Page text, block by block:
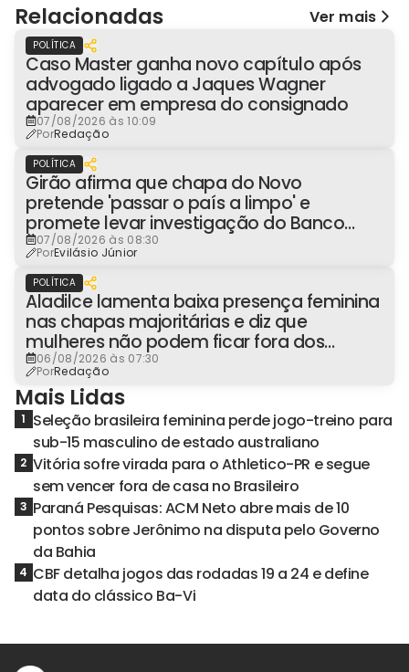
Relacionadas Ver mais
POLÍTICA
Caso Master ganha novo capítulo após
advogado ligado a Jaques Wagner
aparecer em empresa do consignado
07/08/2026 às 10:09
PorRedação
POLÍTICA
Girão afirma que chapa do Novo
pretende 'passar o país a limpo' e
promete levar investigação do Banco
Master à Presidência
07/08/2026 às 08:30
PorEvilásio Júnior
POLÍTICA
Aladilce lamenta baixa presença feminina
nas chapas majoritárias e diz que
mulheres não podem ficar fora dos
espaços de poder
06/08/2026 às 07:30
PorRedação
Mais Lidas
1 Seleção brasileira feminina perde jogo-treino para
sub-15 masculino de estado australiano
2 Vitória sofre virada para o Athletico-PR e segue
sem vencer fora de casa no Brasileiro
3 Paraná Pesquisas: ACM Neto abre mais de 10
pontos sobre Jerônimo na disputa pelo Governo
da Bahia
4 CBF detalha jogos das rodadas 19 a 24 e define
data do clássico Ba-Vi